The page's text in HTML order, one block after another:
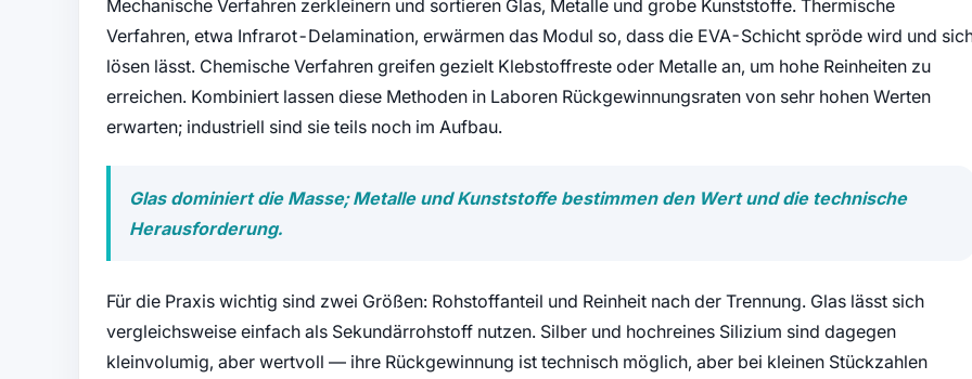
Mechanische Verfahren zerkleinern und sortieren Glas, Metalle und grobe Kunststoffe. Thermische
Verfahren, etwa Infrarot-Delamination, erwärmen das Modul so, dass die EVA-Schicht spröde wird und
lösen lässt. Chemische Verfahren greifen gezielt Klebstoffreste oder Metalle an, um hohe Reinheiten zu
erreichen. Kombiniert lassen diese Methoden in Laboren Rückgewinnungsraten von sehr hohen Werten
erwarten; industriell sind sie teils noch im Aufbau.
Glas dominiert die Masse; Metalle und Kunststoffe bestimmen den Wert und die technische
Herausforderung.
Für die Praxis wichtig sind zwei Größen: Rohstoffanteil und Reinheit nach der Trennung. Glas lässt sich
vergleichsweise einfach als Sekundärrohstoff nutzen. Silber und hochreines Silizium sind dagegen
kleinvolumig, aber wertvoll — ihre Rückgewinnung ist technisch möglich, aber bei kleinen Stückzahlen